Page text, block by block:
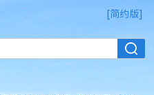
[简约版]